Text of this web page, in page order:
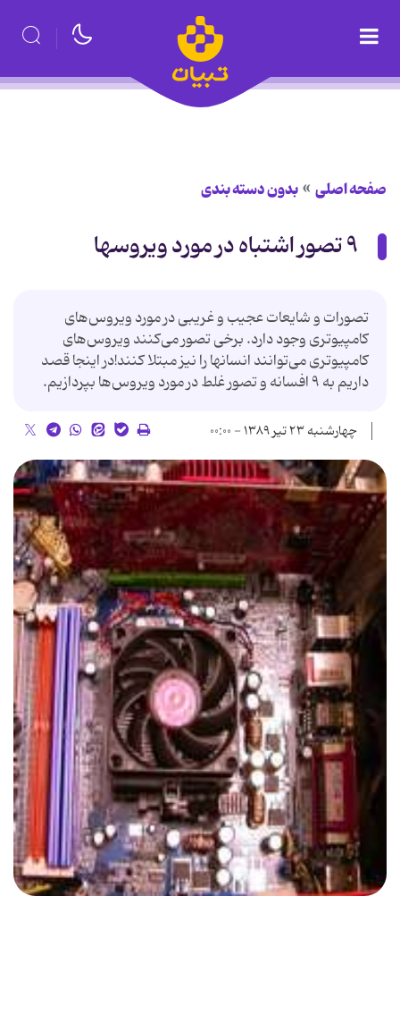
صفحه اصلی بدون دسته بندی
۹ تصور اشتباه در مورد ویروسها
تصورات و شایعات عجیب و غریبی در مورد ویروس‌های
کامپیوتری وجود دارد. برخی تصور می‌کنند ویروس‌های
کامپیوتری می‌توانند انسانها را نیز مبتلا کنند!در اینجا قصد
داریم به ۹ افسانه و تصور غلط در مورد ویروس‌ها بپردازیم.
چهارشنبه ۲۳ تیر ۱۳۸۹ - ۰۰:۰۰